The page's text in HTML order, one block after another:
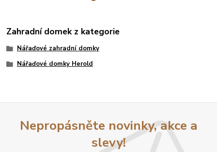
Zahradní domek z kategorie
Nářaďové zahradní domky
Nářaďové domky Herold
Nepropásněte novinky, akce a
slevy!